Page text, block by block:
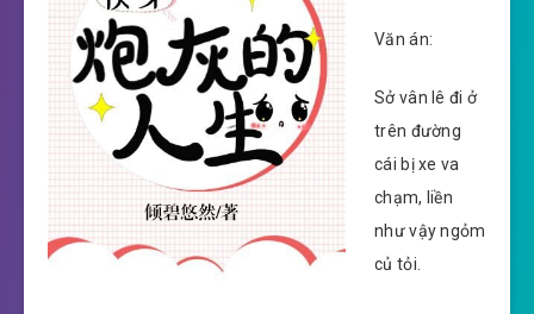
Văn án:
Sở vân lê đi ở
trên đường
cái bị xe va
chạm, liền
như vậy ngỏm
củ tỏi.